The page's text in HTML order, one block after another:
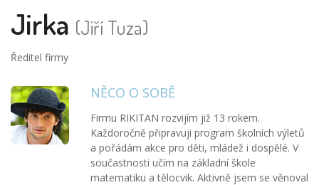
Jirka (Jiří Tuza)
Ředitel firmy
NĚCO O SOBĚ
Firmu RIKITAN rozvijím již 13 rokem.
Každoročně připravuji program školních výletů
a pořádám akce pro děti, mládež i dospělé. V
součastnosti učím na základní škole
matematiku a tělocvik. Aktivně jsem se věnoval